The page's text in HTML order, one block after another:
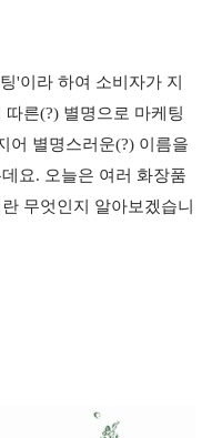
'이라 하여 소비자가 지
따른(?) 별명으로 마케팅
어 별명스러운(?) 이름을
요. 오늘은 여러 화장품
무엇인지 알아보겠습니